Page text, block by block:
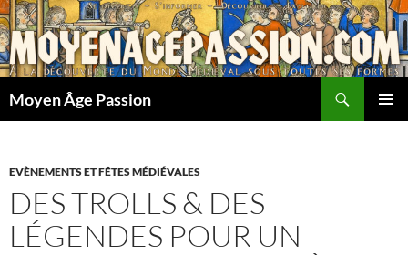
Aller
au
contenu
Moyen Âge Passion
EVÈNEMENTS ET FÊTES MÉDIÉVALES
DES TROLLS & DES
LÉGENDES POUR UN